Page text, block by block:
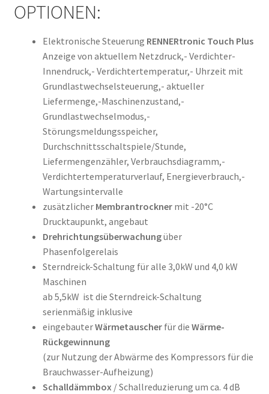
OPTIONEN:
Elektronische Steuerung RENNERtronic Touch Plus
Anzeige von aktuellem Netzdruck,- Verdichter-
Innendruck,- Verdichtertemperatur,- Uhrzeit mit
Grundlastwechselsteuerung,- aktueller
Liefermenge,-Maschinenzustand,-
Grundlastwechselmodus,-
Störungsmeldungsspeicher,
Durchschnittsschaltspiele/Stunde,
Liefermengenzähler, Verbrauchsdiagramm,-
Verdichtertemperaturverlauf, Energieverbrauch,-
Wartungsintervalle
zusätzlicher Membrantrocknermit -20°C
Drucktaupunkt, angebaut
Drehrichtungsüberwachungüber
Phasenfolgerelais
Sterndreick-Schaltung für alle 3,0kW und 4,0 kW
Maschinen
ab 5,5kW ist die Sterndreick-Schaltung
serienmäßig inklusive
eingebauterWärmetauscherfür die Wärme-
Rückgewinnung
(zur Nutzung der Abwärme des Kompressors für die
Brauchwasser-Aufheizung)
Schalldämmbox/ Schallreduzierung um ca. 4 dB